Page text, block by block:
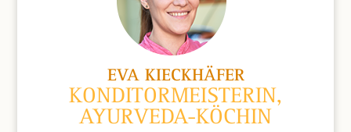
EVA KIECKHÄFER
KONDITORMEISTERIN,
AYURVEDA-KÖCHIN